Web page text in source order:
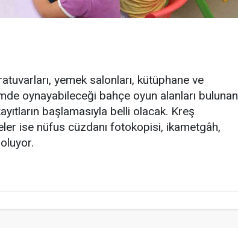
yemek salonları, kütüphane ve
oynayabileceği bahçe oyun alanları bulunan
başlamasıyla belli olacak. Kreş
ise nüfus cüzdanı fotokopisi, ikametgâh,